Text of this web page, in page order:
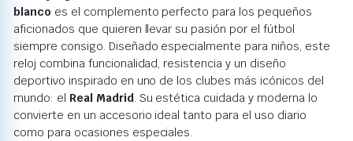
blanco es el complemento perfecto para los pequeños
aficionados que quieren llevar su pasión por el fútbol
siempre consigo. Diseñado especialmente para niños, este
reloj combina funcionalidad, resistencia y un diseño
deportivo inspirado en uno de los clubes más icónicos del
mundo: el Real Madrid. Su estética cuidada y moderna lo
convierte en un accesorio ideal tanto para el uso diario
como para ocasiones especiales.